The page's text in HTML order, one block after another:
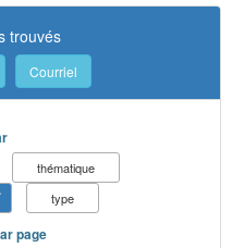
trouvés
Courriel
thématique
type
page